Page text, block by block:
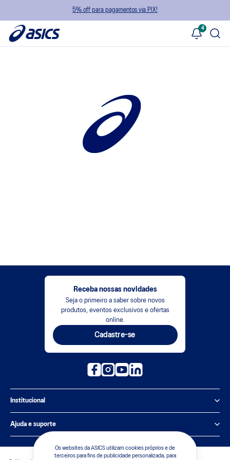
5% off para pagamentos via PIX!
4
Os websites da ASICS utilizam cookies próprios e de
terceiros para fins de publicidade personalizada, para
Receba nossas novidades
Seja o primeiro a saber sobre novos
produtos, eventos exclusivos e ofertas
online.
Cadastre-se
Institucional
Política de Privacidade
Sobre a ASICS
Sustentabilidade
Ajuda e suporte
Central de Relacionamento